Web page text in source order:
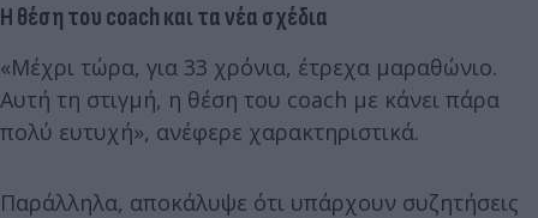
Η θέση του coach και τα νέα σχέδια
«Μέχρι τώρα, για 33 χρόνια, έτρεχα μαραθώνιο.
Αυτή τη στιγμή, η θέση του coach με κάνει πάρα
πολύ ευτυχή», ανέφερε χαρακτηριστικά.
Παράλληλα, αποκάλυψε ότι υπάρχουν συζητήσεις